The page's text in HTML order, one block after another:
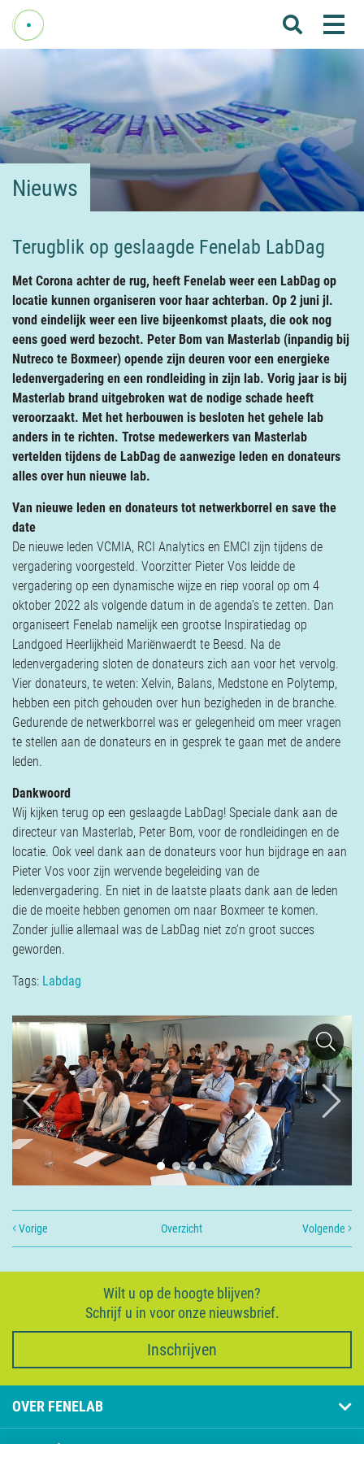
Over Fenelab
Commissies
Donateurs
Agenda
Internationaal
Verzekeringen
Contact
Nieuws
Terugblik op geslaagde Fenelab LabDag
Met Corona achter de rug, heeft Fenelab weer een LabDag op
locatie kunnen organiseren voor haar achterban. Op 2 juni jl.
vond eindelijk weer een live bijeenkomst plaats, die ook nog
eens goed werd bezocht. Peter Bom van Masterlab (inpandig bij
Nutreco te Boxmeer) opende zijn deuren voor een energieke
ledenvergadering en een rondleiding in zijn lab. Vorig jaar is bij
Masterlab brand uitgebroken wat de nodige schade heeft
veroorzaakt. Met het herbouwen is besloten het gehele lab
anders in te richten. Trotse medewerkers van Masterlab
vertelden tijdens de LabDag de aanwezige leden en donateurs
alles over hun nieuwe lab.
Van nieuwe leden en donateurs tot netwerkborrel en save the
date
De nieuwe leden VCMIA, RCI Analytics en EMCI zijn tijdens de
vergadering voorgesteld. Voorzitter Pieter Vos leidde de
vergadering op een dynamische wijze en riep vooral op om 4
oktober 2022 als volgende datum in de agenda’s te zetten. Dan
organiseert Fenelab namelijk een grootse Inspiratiedag op
Landgoed Heerlijkheid Mariënwaerdt te Beesd. Na de
ledenvergadering sloten de donateurs zich aan voor het vervolg.
Vier donateurs, te weten: Xelvin, Balans, Medstone en Polytemp,
hebben een pitch gehouden over hun bezigheden in de branche.
Gedurende de netwerkborrel was er gelegenheid om meer vragen
te stellen aan de donateurs en in gesprek te gaan met de andere
leden.
Dankwoord
Wij kijken terug op een geslaagde LabDag! Speciale dank aan de
directeur van Masterlab, Peter Bom, voor de rondleidingen en de
locatie. Ook veel dank aan de donateurs voor hun bijdrage en aan
Pieter Vos voor zijn wervende begeleiding van de
ledenvergadering. En niet in de laatste plaats dank aan de leden
die de moeite hebben genomen om naar Boxmeer te komen.
Zonder jullie allemaal was de LabDag niet zo’n groot succes
geworden.
Tags: Labdag
Vorige Overzicht Volgende
Wilt u op de hoogte blijven?
Schrijf u in voor onze nieuwsbrief.
Inschrijven
OVER FENELAB
PAGINA'S